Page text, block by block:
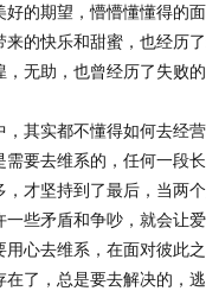
的期望，懵懵懂懂得的
来的快乐和甜蜜，也经历
无助，也曾经历了失败的
其实都不懂得如何去经营
需要去维系的，任何一段
，才坚持到了最后，当两
一些矛盾和争吵，就会让
用心去维系，在面对彼此
在了，总是要去解决的，